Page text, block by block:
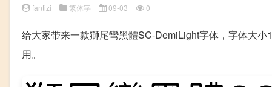
fantizi 繁体字 09-03 0
给大家带来一款獅尾彎黑體SC-DemiLight字体，字体大
用。